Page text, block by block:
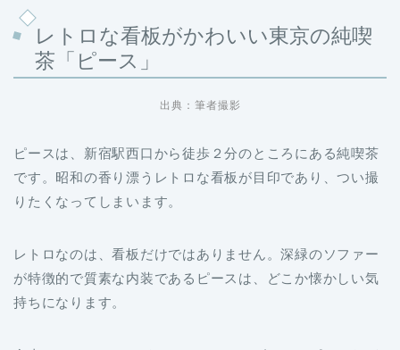
レトロな看板がかわいい東京の純喫
茶「ピース」
出典：筆者撮影
ピースは、新宿駅西口から徒歩２分のところにある純喫茶
です。昭和の香り漂うレトロな看板が目印であり、つい撮
りたくなってしまいます。
レトロなのは、看板だけではありません。深緑のソファー
が特徴的で質素な内装であるピースは、どこか懐かしい気
持ちになります。